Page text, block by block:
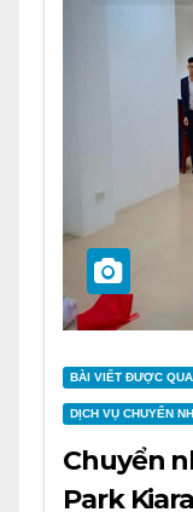
BÀI VIẾT ĐƯỢC
DỊCH VỤ CHUYỂN
Chuyển
Park